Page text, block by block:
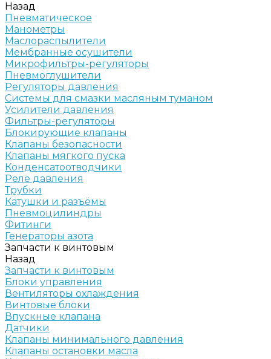
Назад
Пневматическое
Манометры
Маслораспылители
Мембранные осушители
Микрофильтры-регуляторы
Пневмоглушители
Регуляторы давления
Системы для смазки масляным туманом
Усилители давления
Фильтры-регуляторы
Блокирующие клапаны
Клапаны безопасности
Клапаны мягкого пуска
Конденсатоотводчики
Реле давления
Трубки
Катушки и разъёмы
Пневмоцилиндры
Фитинги
Генераторы азота
Запчасти к винтовым
Назад
Запчасти к винтовым
Блоки управления
Вентиляторы охлаждения
Винтовые блоки
Впускные клапана
Датчики
Клапаны минимального давления
Клапаны остановки масла